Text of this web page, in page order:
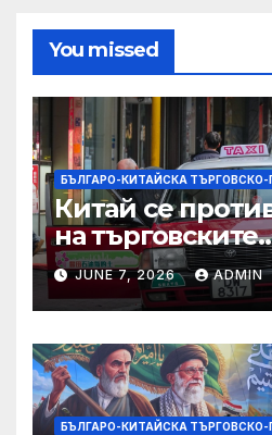
You missed
БЪЛГАРО-КИТАЙСКА
Китай се
на търговските
САЩ във връзка
принудителен
Министерство
търговията
JUNE 7, 2026 ADMIN
БЪЛГАРО-КИТАЙСКА